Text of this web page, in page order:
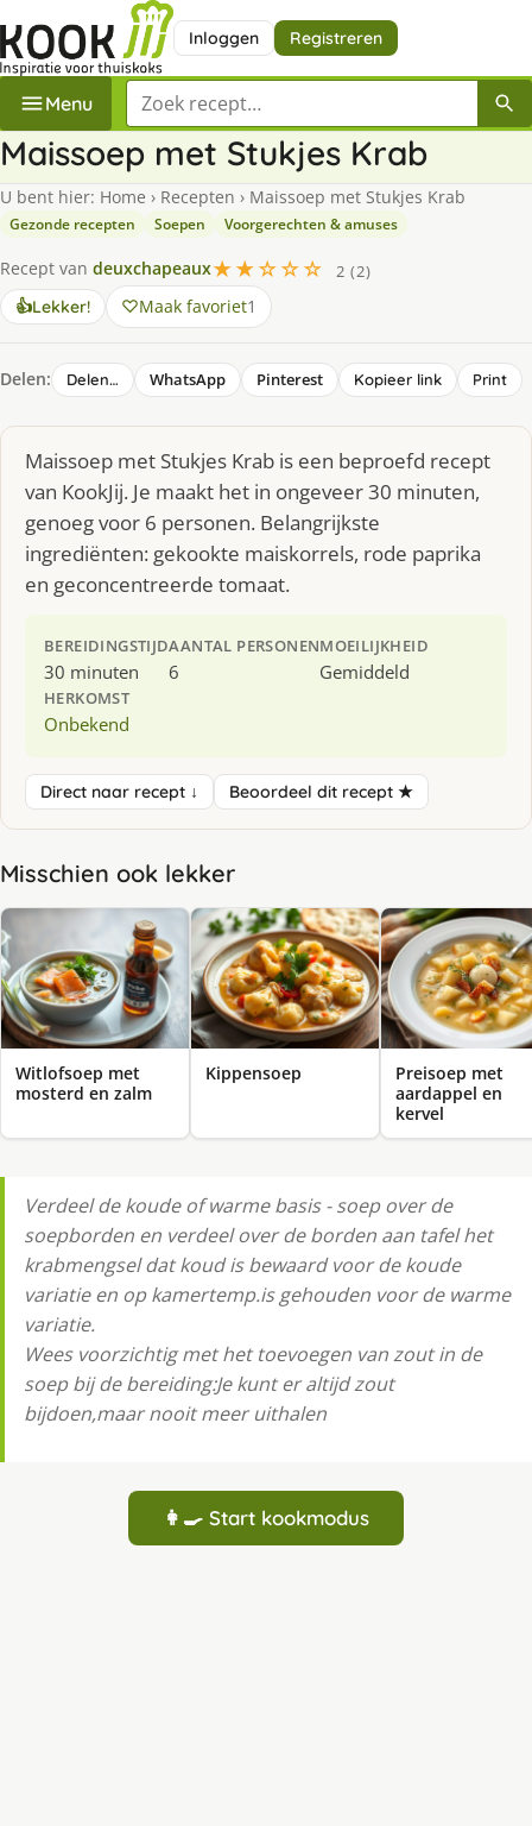
Inloggen Registreren
Menu Zoek een recept
Maissoep met Stukjes Krab
U bent hier: Home › Recepten › Maissoep met Stukjes Krab
Gezonde recepten Soepen Voorgerechten & amuses
Recept van deuxchapeaux★★☆☆☆
2 (2)
👍Lekker! Maak favoriet1
Delen: Delen… WhatsApp Pinterest Kopieer link Print
Maissoep met Stukjes Krab is een beproefd recept
van KookJij. Je maakt het in ongeveer 30 minuten,
genoeg voor 6 personen. Belangrijkste
ingrediënten: gekookte maiskorrels, rode paprika
en geconcentreerde tomaat.
BEREIDINGSTIJD
30 minuten
AANTAL PERSONEN
6
MOEILIJKHEID
Gemiddeld
HERKOMST
Onbekend
Direct naar recept ↓ Beoordeel dit recept ★
Misschien ook lekker
Witlofsoep met
mosterd en zalm
Kippensoep
Preisoep met
aardappel en
kervel
Verdeel de koude of warme basis - soep over de
soepborden en verdeel over de borden aan tafel het
krabmengsel dat koud is bewaard voor de koude
variatie en op kamertemp.is gehouden voor de warme
variatie.
Wees voorzichtig met het toevoegen van zout in de
soep bij de bereiding:Je kunt er altijd zout
bijdoen,maar nooit meer uithalen
👩‍🍳 Start kookmodus